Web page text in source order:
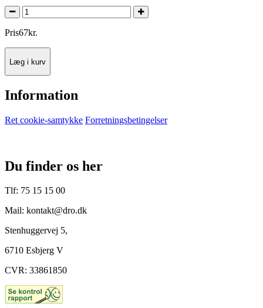
Pris67kr.
Læg i kurv
Information
Ret cookie-samtykke Forretningsbetingelser
Du finder os her
Tlf: 75 15 15 00
Mail: kontakt@dro.dk
Stenhuggervej 5,
6710 Esbjerg V
CVR: 33861850